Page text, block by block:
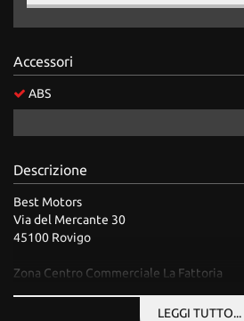
Accessori
ABS
Descrizione
Best Motors
Via del Mercante 30
45100 Rovigo
Zona Centro Commerciale La Fattoria
Referente commerciale per contatti:
LEGGI TUTTO...
Leggi
la
policy
Salva
impostazioni